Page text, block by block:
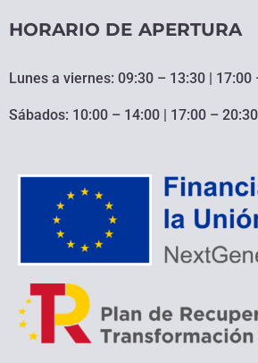
HORARIO DE APERTURA
Lunes a viernes: 09:30 – 13:30 | 17:00
Sábados: 10:00 – 14:00 | 17:00 – 20:30